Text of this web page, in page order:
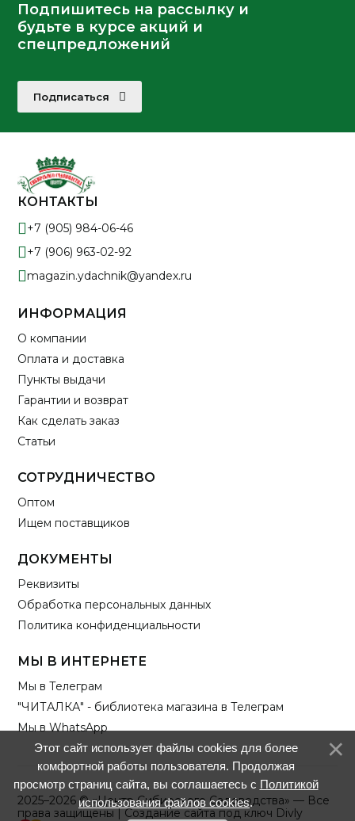
Подпишитесь на рассылку и
будьте в курсе акций и
спецпредложений
Подписаться
КОНТАКТЫ
+7 (905) 984-06-46
+7 (906) 963-02-92
magazin.ydachnik@yandex.ru
ИНФОРМАЦИЯ
О компании
Оплата и доставка
Пункты выдачи
Гарантии и возврат
Как сделать заказ
Статьи
СОТРУДНИЧЕСТВО
Оптом
Ищем поставщиков
ДОКУМЕНТЫ
Реквизиты
Обработка персональных данных
Политика конфиденциальности
МЫ В ИНТЕРНЕТЕ
Мы в Телеграм
"ЧИТАЛКА" - библиотека магазина в Телеграм
Мы в WhatsApp
2025–2026 © «Центр Сибирского Садоводства» — Все
права защищены |Создание сайта под ключ Divly
Этот сайт использует файлы cookies для более
комфортной работы пользователя. Продолжая
просмотр страниц сайта, вы соглашаетесь с Политикой
использования файлов cookies.